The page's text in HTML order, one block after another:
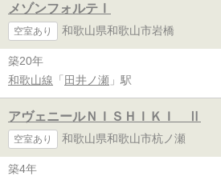
メゾンフォルテⅠ
空室あり 和歌山県和歌山市岩橋
築20年
和歌山線 「 田井ノ瀬 」駅
アヴェニールＮＩＳＨＩＫＩ Ⅱ
空室あり 和歌山県和歌山市杭ノ瀬
築4年